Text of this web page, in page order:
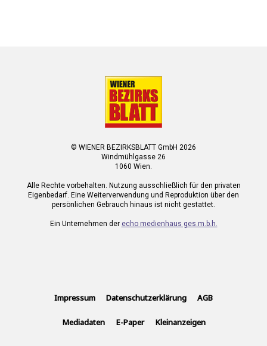
© WIENER BEZIRKSBLATT GmbH 2026
Windmühlgasse 26
1060 Wien.
Alle Rechte vorbehalten. Nutzung ausschließlich für den privaten
Eigenbedarf. Eine Weiterverwendung und Reproduktion über den
persönlichen Gebrauch hinaus ist nicht gestattet.
Ein Unternehmen der echo medienhaus ges.m.b.h.
Impressum Datenschutzerklärung AGB
Mediadaten E-Paper Kleinanzeigen